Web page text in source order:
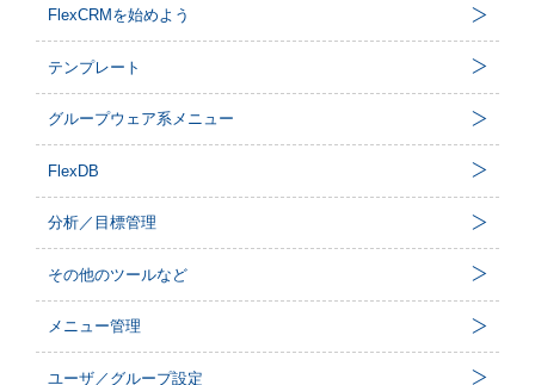
FlexCRMを始めよう
テンプレート
グループウェア系メニュー
FlexDB
分析／目標管理
その他のツールなど
メニュー管理
ユーザ／グループ設定